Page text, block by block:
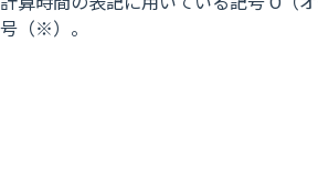
号（※）。